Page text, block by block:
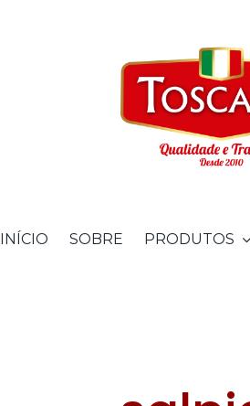
INÍCIO SOBRE PRODUTOS